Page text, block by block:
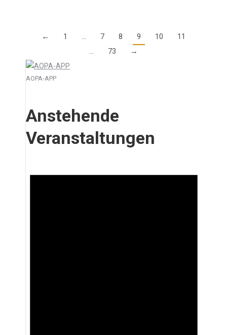
← 1 … 7 8 9 10
11
…
73 →
AOPA-APP
Anstehende
Veranstaltungen